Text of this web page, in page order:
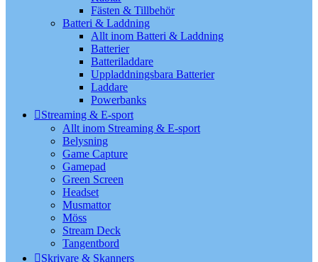
Fästen & Tillbehör
Batteri & Laddning
Allt inom Batteri & Laddning
Batterier
Batteriladdare
Uppladdningsbara Batterier
Laddare
Powerbanks
Streaming & E-sport
Allt inom Streaming & E-sport
Belysning
Game Capture
Gamepad
Green Screen
Headset
Musmattor
Möss
Stream Deck
Tangentbord
Skrivare & Skanners